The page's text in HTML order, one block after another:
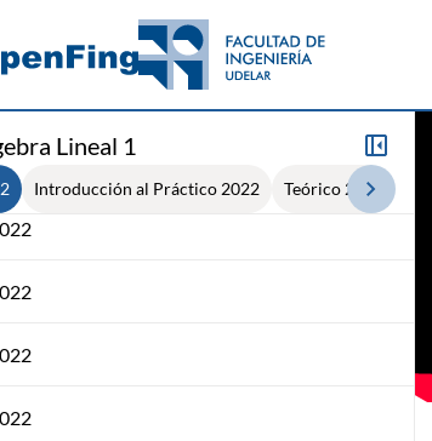
Lineal 1
Introducción al Práctico 2022 Teórico 2021